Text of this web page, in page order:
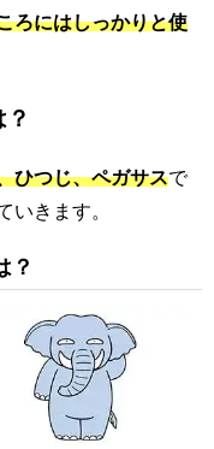
ろにはしっかりと使
ひつじ、ペガサスで
いきます。
？